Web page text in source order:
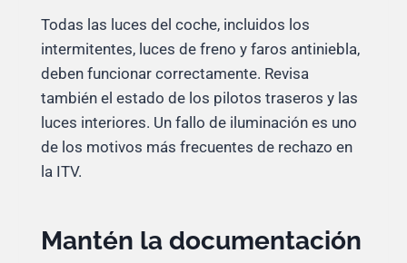
Todas las luces del coche, incluidos los
intermitentes, luces de freno y faros antiniebla,
deben funcionar correctamente. Revisa
también el estado de los pilotos traseros y las
luces interiores. Un fallo de iluminación es uno
de los motivos más frecuentes de rechazo en
la ITV.
Mantén la documentación